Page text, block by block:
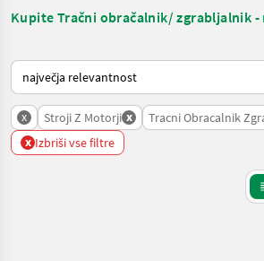
Kupite Tračni obračalnik/ zgrabljalnik
Tako je razvrščeno na Landwirt.com
x Stroji Z Motorji x Tracni Obracalnik
x Izbriši vse filtre